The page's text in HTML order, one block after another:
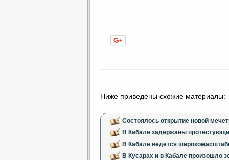
Ниже приведены схожие материалы:
Состоялось открытие новой
В Кабале задержаны
В Кабале ведется
В Кусарах и в Кабале произошло